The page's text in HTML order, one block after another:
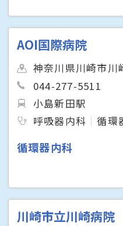
AOI国際病院
神奈川県川崎市川
044-277-5511
小島新田駅
呼吸器内科
循環
循環器内科
川崎市立川崎病院